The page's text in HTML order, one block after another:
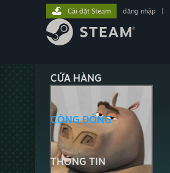
CỬA HÀNG
CỘNG ĐỒNG
THÔNG TIN
Cài đặt Steam đăng nhập